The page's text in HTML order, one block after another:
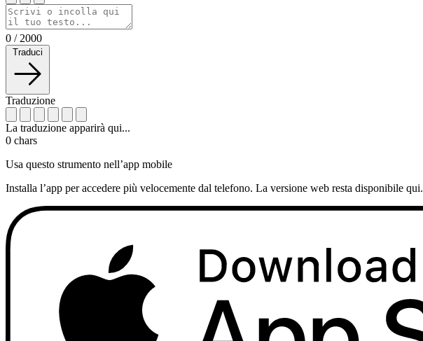
0 / 2000
Traduci
Traduzione
La traduzione apparirà qui...
0 chars
Usa questo strumento nell’app mobile
Installa l’app per accedere più velocemente dal telefono. La versione web resta disponibile qui.